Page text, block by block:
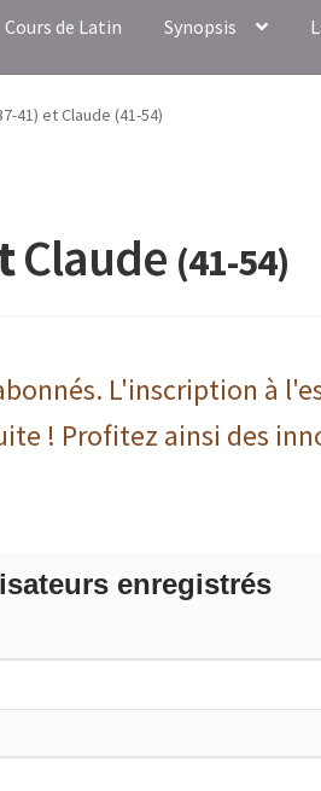
Cours de Latin Synopsis
41) et Claude (41-54)
Claude (41-54)
L'inscription à
! Profitez ainsi des
enregistrés